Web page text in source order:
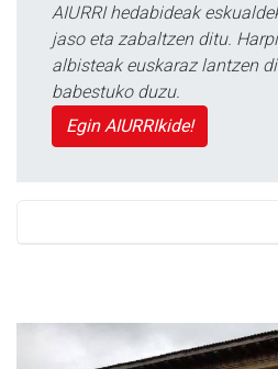
AIURRI hedabideak
jaso eta zabaltzen ditu.
albisteak euskaraz lantzen
babestuko duzu.
Egin AIURRIkide!